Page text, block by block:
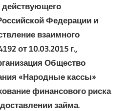
действующего
Федерации и
взаимного
от 10.03.2015 г.,
Общество
«Народные кассы»
финансового риска
займа.